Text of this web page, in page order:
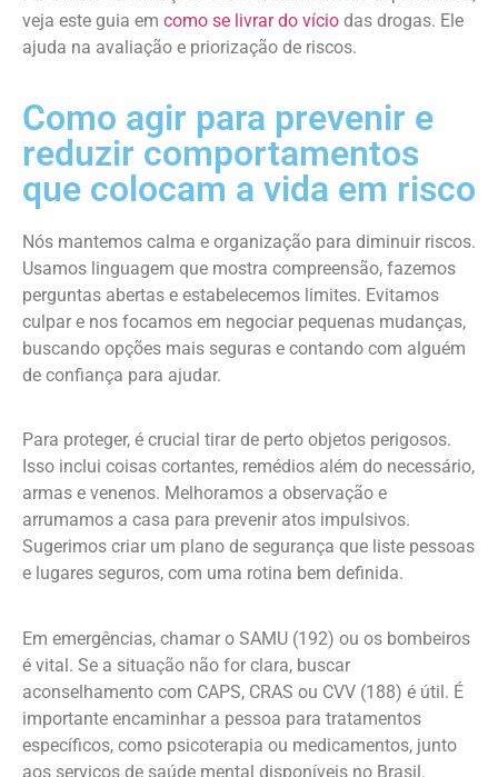
veja este guia em como se livrar do vício das drogas. Ele
ajuda na avaliação e priorização de riscos.
Como agir para prevenir e
reduzir comportamentos
que colocam a vida em risco
Nós mantemos calma e organização para diminuir riscos.
Usamos linguagem que mostra compreensão, fazemos
perguntas abertas e estabelecemos limites. Evitamos
culpar e nos focamos em negociar pequenas mudanças,
buscando opções mais seguras e contando com alguém
de confiança para ajudar.
Para proteger, é crucial tirar de perto objetos perigosos.
Isso inclui coisas cortantes, remédios além do necessário,
armas e venenos. Melhoramos a observação e
arrumamos a casa para prevenir atos impulsivos.
Sugerimos criar um plano de segurança que liste pessoas
e lugares seguros, com uma rotina bem definida.
Em emergências, chamar o SAMU (192) ou os bombeiros
é vital. Se a situação não for clara, buscar
aconselhamento com CAPS, CRAS ou CVV (188) é útil. É
importante encaminhar a pessoa para tratamentos
específicos, como psicoterapia ou medicamentos, junto
aos serviços de saúde mental disponíveis no Brasil.